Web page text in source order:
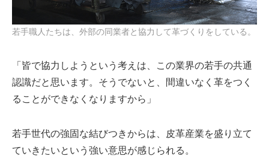
若手職人たちは、外部の同業者と協力して革づくりをしている。
「皆で協力しようという考えは、この業界の若手の共通
認識だと思います。そうでないと、間違いなく革をつく
ることができなくなりますから」
若手世代の強固な結びつきからは、皮革産業を盛り立て
ていきたいという強い意思が感じられる。